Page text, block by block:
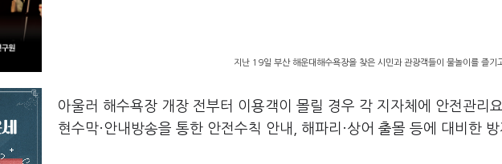
지난 19일 부산 해운대해수욕장을 찾은 시민과 관광객들이 물놀이를 즐기
아울러 해수욕장 개장 전부터 이용객이 몰릴 경우 각 지자체에 안전관리
현수막·안내방송을 통한 안전수칙 안내, 해파리·상어 출몰 등에 대비한